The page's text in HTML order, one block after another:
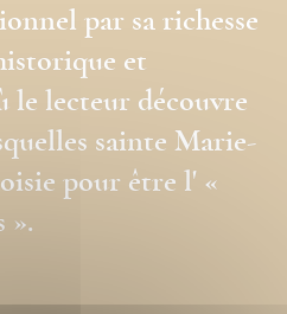
par sa richesse
et
le lecteur découvre
sainte Marie-
pour être l' «
».